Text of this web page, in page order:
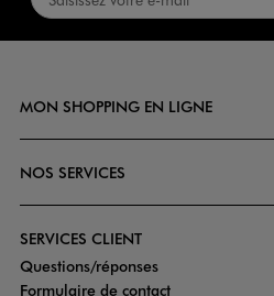
MON SHOPPING EN LIGNE
NOS SERVICES
SERVICES CLIENT
Questions/réponses
Formulaire de contact